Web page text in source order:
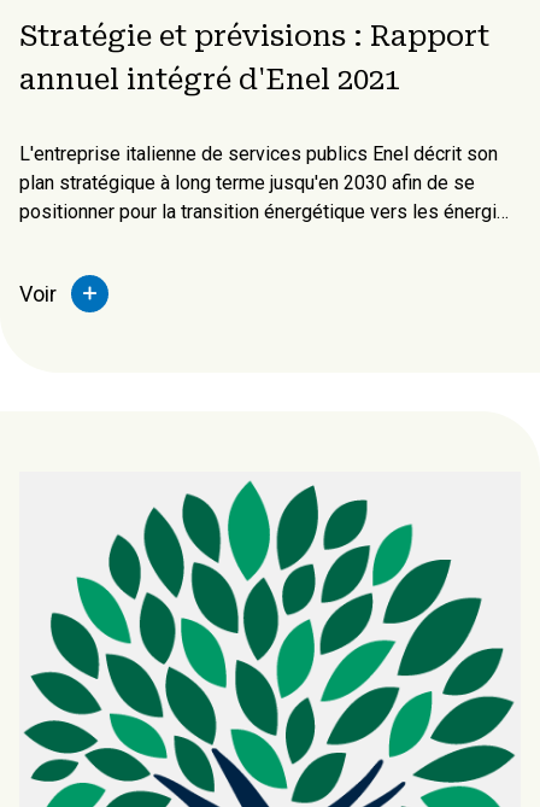
Stratégie et prévisions : Rapport
annuel intégré d'Enel 2021
L'entreprise italienne de services publics Enel décrit son
plan stratégique à long terme jusqu'en 2030 afin de se
positionner pour la transition énergétique vers les énergies
milliards d'euros d'investissements directs et de tiers.
Voir